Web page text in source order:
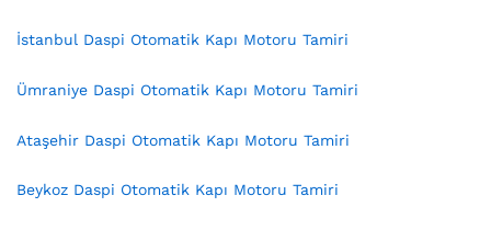
İstanbul Daspi Otomatik Kapı Motoru Tamiri
Ümraniye Daspi Otomatik Kapı Motoru Tamiri
Ataşehir Daspi Otomatik Kapı Motoru Tamiri
Beykoz Daspi Otomatik Kapı Motoru Tamiri